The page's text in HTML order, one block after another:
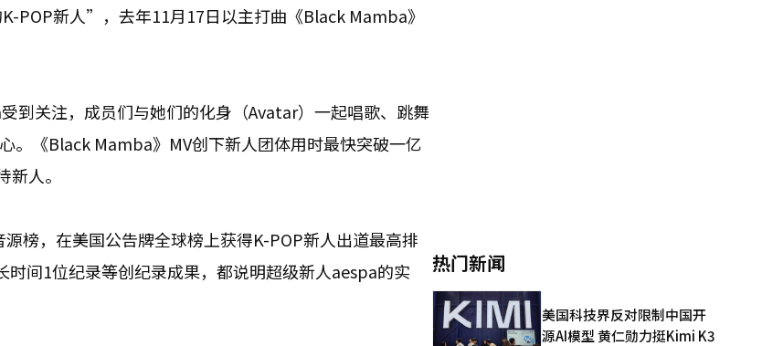
POP新人”，去年11月17日以主打曲《Black Mamba》
到关注，成员们与她们的化身（Avatar）一起唱歌、跳舞
。《Black Mamba》MV创下新人团体用时最快突破一亿
人。
榜，在美国公告牌全球榜上获得K-POP新人出道最高排
间1位纪录等创纪录成果，都说明超级新人aespa的实
热门新闻
美国科技界反对限制中国开
源AI模型 黄仁勋力挺Kimi K3